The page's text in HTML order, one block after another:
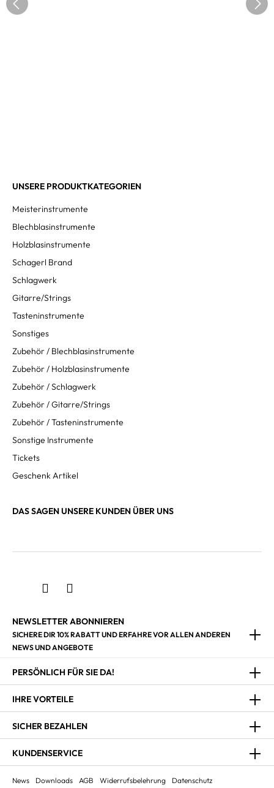
UNSERE PRODUKTKATEGORIEN
Meisterinstrumente
Blechblasinstrumente
Holzblasinstrumente
Schagerl Brand
Schlagwerk
Gitarre/Strings
Tasteninstrumente
Sonstiges
Zubehör / Blechblasinstrumente
Zubehör / Holzblasinstrumente
Zubehör / Schlagwerk
Zubehör / Gitarre/Strings
Zubehör / Tasteninstrumente
Sonstige Instrumente
Tickets
Geschenk Artikel
DAS SAGEN UNSERE KUNDEN ÜBER UNS
NEWSLETTER ABONNIEREN
SICHERE DIR 10% RABATT UND ERFAHRE VOR ALLEN ANDEREN
NEWS UND ANGEBOTE
PERSÖNLICH FÜR SIE DA!
IHRE VORTEILE
SICHER BEZAHLEN
KUNDENSERVICE
News Downloads AGB Widerrufsbelehrung Datenschutz